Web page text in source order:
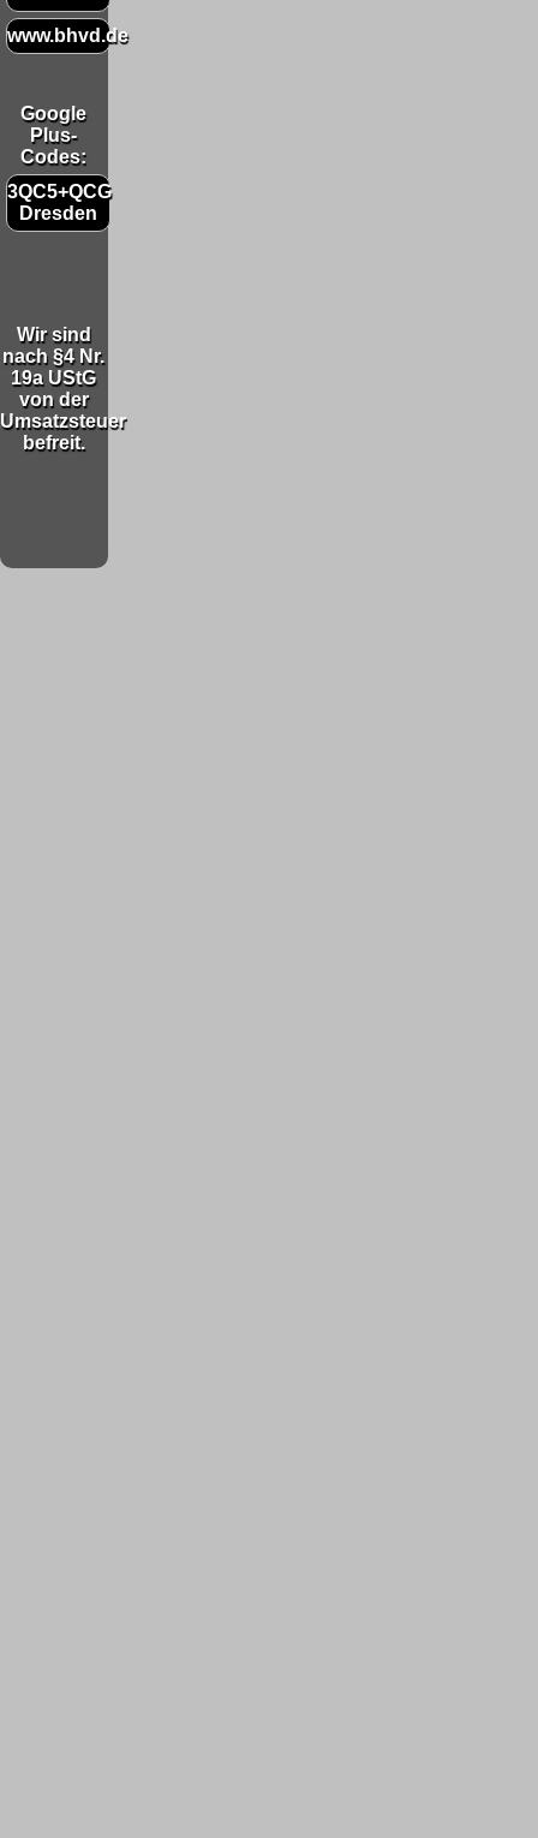
www.bhvd.de
Google
Plus-
Codes:
3QC5+QCG
Dresden
Wir sind
nach §4 Nr.
19a UStG
von der
Umsatzsteuer
befreit.